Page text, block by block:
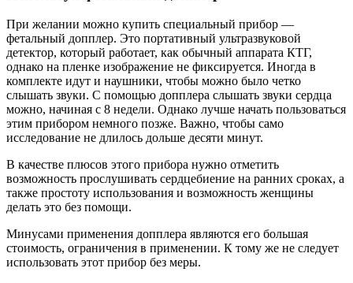
При желании можно купить специальный прибор —
фетальный допплер. Это портативный ультразвуковой
детектор, который работает, как обычный аппарата КТГ,
однако на пленке изображение не фиксируется. Иногда в
комплекте идут и наушники, чтобы можно было четко
слышать звуки. С помощью допплера слышать звуки сердца
можно, начиная с 8 недели. Однако лучше начать пользоваться
этим прибором немного позже. Важно, чтобы само
исследование не длилось дольше десяти минут.
В качестве плюсов этого прибора нужно отметить
возможность прослушивать сердцебиение на ранних сроках, а
также простоту использования и возможность женщины
делать это без помощи.
Минусами применения допплера являются его большая
стоимость, ограничения в применении. К тому же не следует
использовать этот прибор без меры.